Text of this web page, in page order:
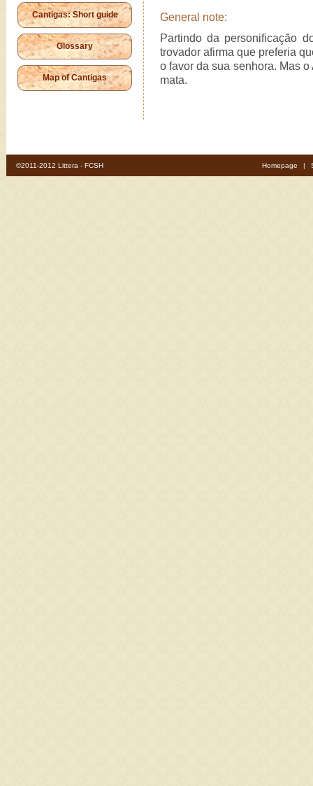
Cantigas: Short guide
Glossary
Map of Cantigas
General note:
Partindo da personificação
trovador afirma que preferia
o favor da sua senhora. Mas
mata.
©2011-2012 Littera - FCSH Homepage |